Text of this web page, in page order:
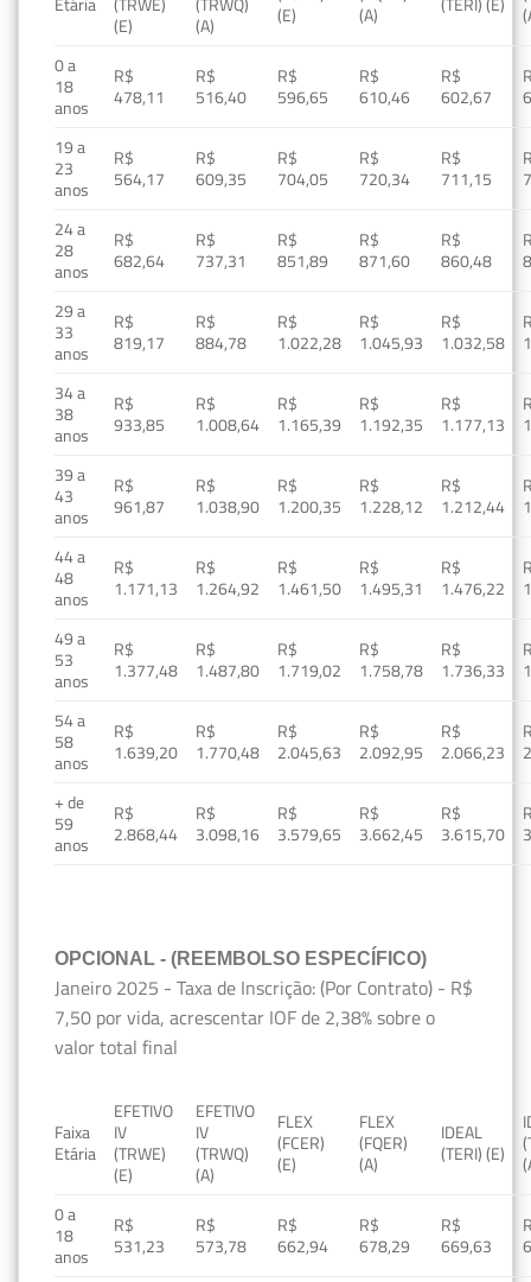
(E)
(A)
(E)
(A)
0 a
18
anos
R$
478,11
R$
516,40
R$
596,65
R$
610,46
R$
602,67
19 a
23
anos
R$
564,17
R$
609,35
R$
704,05
R$
720,34
R$
711,15
24 a
28
anos
R$
682,64
R$
737,31
R$
851,89
R$
871,60
R$
860,48
29 a
33
anos
R$
819,17
R$
884,78
R$
1.022,28
R$
1.045,93
R$
1.032,58
34 a
38
anos
R$
933,85
R$
1.008,64
R$
1.165,39
R$
1.192,35
R$
1.177,13
39 a
43
anos
R$
961,87
R$
1.038,90
R$
1.200,35
R$
1.228,12
R$
1.212,44
44 a
48
anos
R$
1.171,13
R$
1.264,92
R$
1.461,50
R$
1.495,31
R$
1.476,22
49 a
53
anos
R$
1.377,48
R$
1.487,80
R$
1.719,02
R$
1.758,78
R$
1.736,33
54 a
58
anos
R$
1.639,20
R$
1.770,48
R$
2.045,63
R$
2.092,95
R$
2.066,23
+ de
59
anos
R$
2.868,44
R$
3.098,16
R$
3.579,65
R$
3.662,45
R$
3.615,70
OPCIONAL - (REEMBOLSO ESPECÍFICO)
Janeiro 2025 - Taxa de Inscrição: (Por Contrato) - R$
7,50 por vida, acrescentar IOF de 2,38% sobre o
valor total final
Faixa
Etária
EFETIVO
IV
(TRWE)
(E)
EFETIVO
IV
(TRWQ)
(A)
FLEX
(FCER)
(E)
FLEX
(FQER)
(A)
IDEAL
(TERI) (E)
0 a
18
anos
R$
531,23
R$
573,78
R$
662,94
R$
678,29
R$
669,63